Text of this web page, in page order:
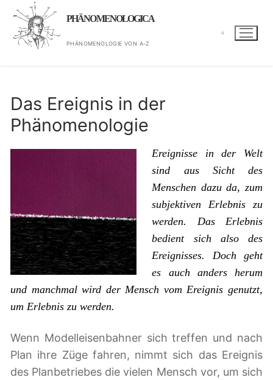
Zum
Inhalt
springen
PHÄNOMENOLOGICA
PHÄNOMENOLOGIE VON A-Z
Das Ereignis in der
Phänomenologie
Ereignisse in der Welt
sind aus Sicht des
Menschen dazu da, zum
subjektiven Erlebnis zu
werden. Das Erlebnis
bedient sich also des
Ereignisses. Doch geht
es auch anders herum
und manchmal wird der Mensch vom Ereignis genutzt,
um Erlebnis zu werden.
Wenn Modelleisenbahner sich treffen und nach
Plan ihre Züge fahren, nimmt sich das Ereignis
des Planbetriebes die vielen Mensch vor, um sich